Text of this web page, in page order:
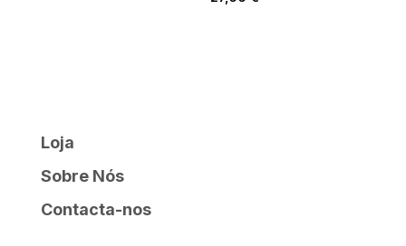
Loja
Sobre Nós
Contacta-nos